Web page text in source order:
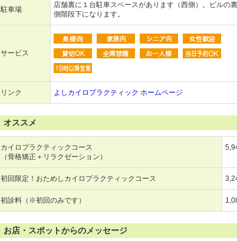
駐車場
店舗裏に１台駐車スペースがあります（西側）。ビルの裏
側階段下になります。
サービス
リンク よしカイロプラクティック ホームページ
オススメ
カイロプラクティックコース
（骨格矯正＋リラクゼーション）
初回限定！おためしカイロプラクティックコース
初診料（※初回のみです）
お店・スポットからのメッセージ